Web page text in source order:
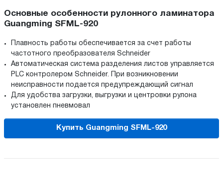
Основные особенности рулонного ламинатора
Guangming SFML-920
Плавность работы обеспечивается за счет работы
частотного преобразователя Schneider
Автоматическая система разделения листов управляется
PLC контролером Schneider. При возникновении
неисправности подается предупреждающий сигнал
Для удобства загрузки, выгрузки и центровки рулона
установлен пневмовал
Купить Guangming SFML-920